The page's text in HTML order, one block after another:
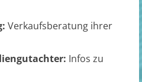
Verkaufsberatung ihrer
Infos zu